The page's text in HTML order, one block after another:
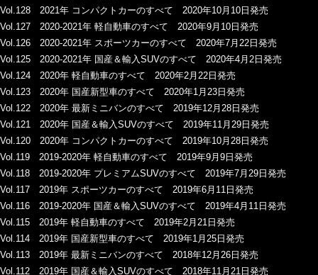
Vol.128 2021年 コンパクトカーのすべて 2020年10月10日発売
Vol.127 2020-2021年 軽自動車のすべて 2020年9月10日発売
Vol.126 2020-2021年 スポーツカーのすべて 2020年7月22日発売
Vol.125 2020-2021年 国産＆輸入SUVのすべて 2020年4月2日発売
Vol.124 2020年 軽自動車のすべて 2020年2月22日発売
Vol.123 2020年 国産新型車のすべて 2020年1月23日発売
Vol.122 2020年 最新ミニバンのすべて 2019年12月28日発売
Vol.121 2020年 国産＆輸入SUVのすべて 2019年11月29日発売
Vol.120 2020年 コンパクトカーのすべて 2019年10月28日発売
Vol.119 2019-2020年 軽自動車のすべて 2019年9月9日発売
Vol.118 2019-2020年 プレミアムSUVのすべて 2019年7月29日発売
Vol.117 2019年 スポーツカーのすべて 2019年6月11日発売
Vol.116 2019-2020年 国産＆輸入SUVのすべて 2019年4月11日発売
Vol.115 2019年 軽自動車のすべて 2019年2月21日発売
Vol.114 2019年 国産新型車のすべて 2019年1月25日発売
Vol.113 2019年 最新ミニバンのすべて 2018年12月26日発売
Vol.112 2019年 国産＆輸入SUVのすべて 2018年11月21日発売